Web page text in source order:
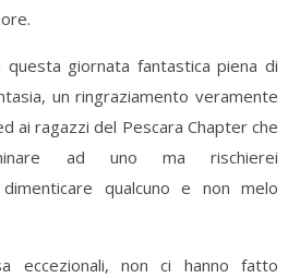
giornata fantastica piena di
un ringraziamento veramente
ai ragazzi del Pescara Chapter che
ad uno ma rischierei
qualcuno e non melo
eccezionali, non ci hanno fatto